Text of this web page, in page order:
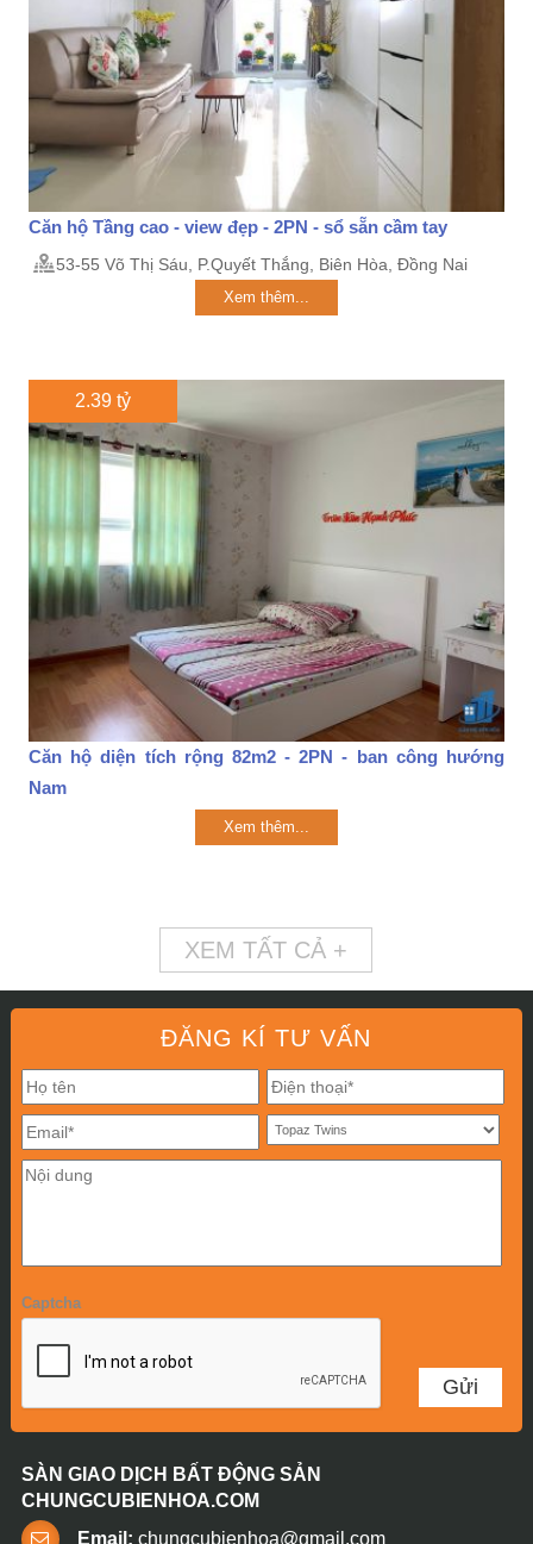
Căn hộ Tầng cao - view đẹp - 2PN - sổ sẵn cầm tay
53-55 Võ Thị Sáu, P.Quyết Thắng, Biên Hòa, Đồng Nai
Xem thêm...
2.39 tỷ
Căn hộ diện tích rộng 82m2 - 2PN - ban công hướng
Nam
Xem thêm...
XEM TẤT CẢ +
ĐĂNG KÍ TƯ VẤN
Captcha
SÀN GIAO DỊCH BẤT ĐỘNG SẢN
CHUNGCUBIENHOA.COM
Email: chungcubienhoa@gmail.com